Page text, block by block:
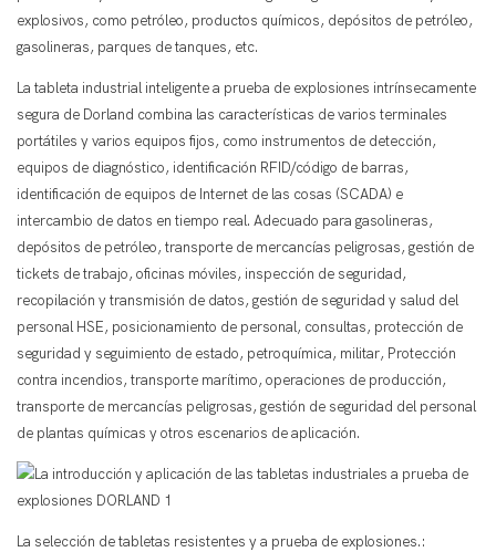
explosivos, como petróleo, productos químicos, depósitos de petróleo,
gasolineras, parques de tanques, etc.
La tableta industrial inteligente a prueba de explosiones intrínsecamente
segura de Dorland combina las características de varios terminales
portátiles y varios equipos fijos, como instrumentos de detección,
equipos de diagnóstico, identificación RFID/código de barras,
identificación de equipos de Internet de las cosas (SCADA) e
intercambio de datos en tiempo real. Adecuado para gasolineras,
depósitos de petróleo, transporte de mercancías peligrosas, gestión de
tickets de trabajo, oficinas móviles, inspección de seguridad,
recopilación y transmisión de datos, gestión de seguridad y salud del
personal HSE, posicionamiento de personal, consultas, protección de
seguridad y seguimiento de estado, petroquímica, militar, Protección
contra incendios, transporte marítimo, operaciones de producción,
transporte de mercancías peligrosas, gestión de seguridad del personal
de plantas químicas y otros escenarios de aplicación.
La selección de tabletas resistentes y a prueba de explosiones.: